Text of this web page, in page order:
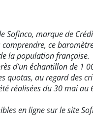
Sofinco, marque de
ce
la population française.
d’un échantillon de 1
quotas, au regard des
réalisées du 30 mai
en ligne sur le site